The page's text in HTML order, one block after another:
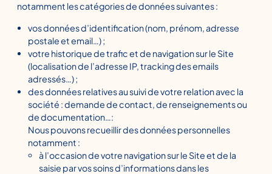
notamment les catégories de données suivantes :
vos données d’identification (nom, prénom, adresse
postale et email…) ;
votre historique de trafic et de navigation sur le Site
(localisation de l’adresse IP, tracking des emails
adressés…) ;
des données relatives au suivi de votre relation avec la
société : demande de contact, de renseignements ou
de documentation…:
Nous pouvons recueillir des données personnelles
notamment :
à l’occasion de votre navigation sur le Site et de la
saisie par vos soins d’informations dans les